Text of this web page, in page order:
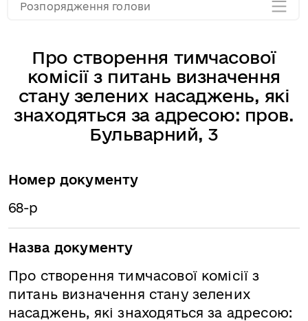
Про створення тимчасової
комісії з питань визначення
стану зелених насаджень, які
знаходяться за адресою: пров.
Бульварний, 3
Номер документу
68-р
Назва документу
Про створення тимчасової комісії з
питань визначення стану зелених
насаджень, які знаходяться за адресою:
Розпорядження голови